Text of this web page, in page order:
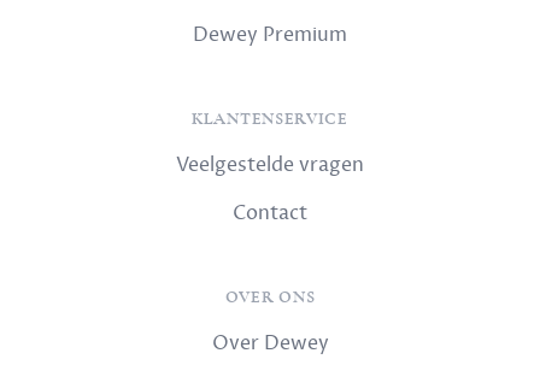
Dewey Premium
KLANTENSERVICE
Veelgestelde vragen
Contact
OVER ONS
Over Dewey